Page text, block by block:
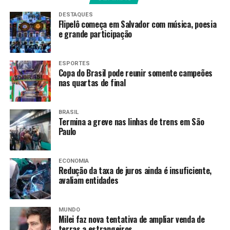
p-toluidina), também conhecido como dimetiltolilamina
(DMTA), que podem estar presentes em produtos
usados para fazer unhas artificiais em gel ou esmaltes
em gel, que precisam ser expostos à luz ultravioleta (UV)
ou LED.
A medida, segundo a agência, tem como objetivo
proteger a saúde da população contra riscos de
câncer e problemas reprodutivos e foi aprovada em
reunião da diretoria colegiada.
“A decisão é uma medida para proteger a saúde das
pessoas que utilizam esses produtos e principalmente
dos profissionais que trabalham com eles”, informou a
Anvisa à época, citando que estudos internacionais em
animais confirmaram que ambas as substâncias
apresentam os seguintes riscos:
DMPT: classificado como uma substância que pode
DESTAQUES
Flipelô começa em Salvador com música, poesia
e grande participação
ESPORTES
Copa do Brasil pode reunir somente campeões
nas quartas de final
BRASIL
Termina a greve nas linhas de trens em São
Paulo
ECONOMIA
Redução da taxa de juros ainda é insuficiente,
avaliam entidades
MUNDO
Milei faz nova tentativa de ampliar venda de